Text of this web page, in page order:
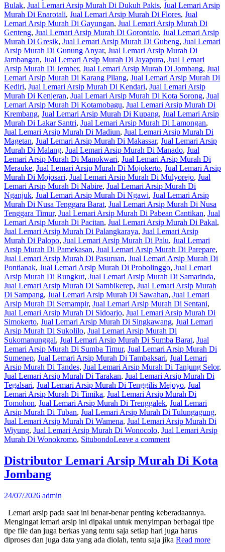
Bulak, Jual Lemari Arsip Murah Di Dukuh Pakis, Jual Lemari Arsip
Murah Di Enarotali, Jual Lemari Arsip Murah Di Flores, Jual
Lemari Arsip Murah Di Gayungan, Jual Lemari Arsip Murah Di
Genteng, Jual Lemari Arsip Murah Di Gorontalo, Jual Lemari Arsip
Murah Di Gresik, Jual Lemari Arsip Murah Di Gubeng, Jual Lemari
Arsip Murah Di Gunung Anyar, Jual Lemari Arsip Murah Di
Jambangan, Jual Lemari Arsip Murah Di Jayapura, Jual Lemari
Arsip Murah Di Jember, Jual Lemari Arsip Murah Di Jombang, Jual
Lemari Arsip Murah Di Karang Pilang, Jual Lemari Arsip Murah Di
Kediri, Jual Lemari Arsip Murah Di Kendari, Jual Lemari Arsip
Murah Di Kenjeran, Jual Lemari Arsip Murah Di Kota Sorong, Jual
Lemari Arsip Murah Di Kotamobagu, Jual Lemari Arsip Murah Di
Krembang, Jual Lemari Arsip Murah Di Kupang, Jual Lemari Arsip
Murah Di Lakar Santri, Jual Lemari Arsip Murah Di Lamongan,
Jual Lemari Arsip Murah Di Madiun, Jual Lemari Arsip Murah Di
Magetan, Jual Lemari Arsip Murah Di Makassar, Jual Lemari Arsip
Murah Di Malang, Jual Lemari Arsip Murah Di Manado, Jual
Lemari Arsip Murah Di Manokwari, Jual Lemari Arsip Murah Di
Merauke, Jual Lemari Arsip Murah Di Mojokerto, Jual Lemari Arsip
Murah Di Mojosari, Jual Lemari Arsip Murah Di Mulyorejo, Jual
Lemari Arsip Murah Di Nabire, Jual Lemari Arsip Murah Di
Nganjuk, Jual Lemari Arsip Murah Di Ngawi, Jual Lemari Arsip
Murah Di Nusa Tenggara Barat, Jual Lemari Arsip Murah Di Nusa
Tenggara Timur, Jual Lemari Arsip Murah Di Pabean Cantikan, Jual
Lemari Arsip Murah Di Pacitan, Jual Lemari Arsip Murah Di Pakal,
Jual Lemari Arsip Murah Di Palangkaraya, Jual Lemari Arsip
Murah Di Palopo, Jual Lemari Arsip Murah Di Palu, Jual Lemari
Arsip Murah Di Pamekasan, Jual Lemari Arsip Murah Di Parepare,
Jual Lemari Arsip Murah Di Pasuruan, Jual Lemari Arsip Murah Di
Pontianak, Jual Lemari Arsip Murah Di Probolinggo, Jual Lemari
Arsip Murah Di Rungkut, Jual Lemari Arsip Murah Di Samarinda,
Jual Lemari Arsip Murah Di Sambikerep, Jual Lemari Arsip Murah
Di Sampang, Jual Lemari Arsip Murah Di Sawahan, Jual Lemari
Arsip Murah Di Semampir, Jual Lemari Arsip Murah Di Sentani,
Jual Lemari Arsip Murah Di Sidoarjo, Jual Lemari Arsip Murah Di
Simokerto, Jual Lemari Arsip Murah Di Singkawang, Jual Lemari
Arsip Murah Di Sukolilo, Jual Lemari Arsip Murah Di
Sukomanunggal, Jual Lemari Arsip Murah Di Sumba Barat, Jual
Lemari Arsip Murah Di Sumba Timur, Jual Lemari Arsip Murah Di
Sumenep, Jual Lemari Arsip Murah Di Tambaksari, Jual Lemari
Arsip Murah Di Tandes, Jual Lemari Arsip Murah Di Tanjung Selor,
Jual Lemari Arsip Murah Di Tarakan, Jual Lemari Arsip Murah Di
Tegalsari, Jual Lemari Arsip Murah Di Tenggilis Mejoyo, Jual
Lemari Arsip Murah Di Timika, Jual Lemari Arsip Murah Di
Tomohon, Jual Lemari Arsip Murah Di Trenggalek, Jual Lemari
Arsip Murah Di Tuban, Jual Lemari Arsip Murah Di Tulungagung,
Jual Lemari Arsip Murah Di Wamena, Jual Lemari Arsip Murah Di
Wiyung, Jual Lemari Arsip Murah Di Wonocolo, Jual Lemari Arsip
Murah Di Wonokromo, SitubondoLeave a comment
Distributor Lemari Arsip Murah Di Kota
Jombang
24/07/2026 admin
Lemari arsip pada saat ini benar-benar penting keberadaannya.
Mengingat lemari arsip ini dipakai untuk menyimpan berbagai tipe
tipe file dan juga berkas yang tentu saja setiap hari juga harus
diproses dan juga data yang ada diolah, tentu saja jika Read more